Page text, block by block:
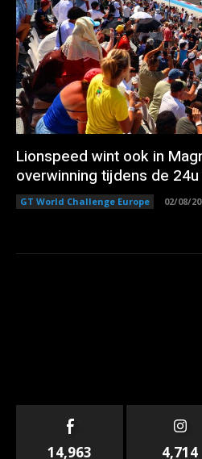
Lionspeed wint ook in
overwinning tijdens de 24u
GT World Challenge Europe 02/08/
14,963 4,714